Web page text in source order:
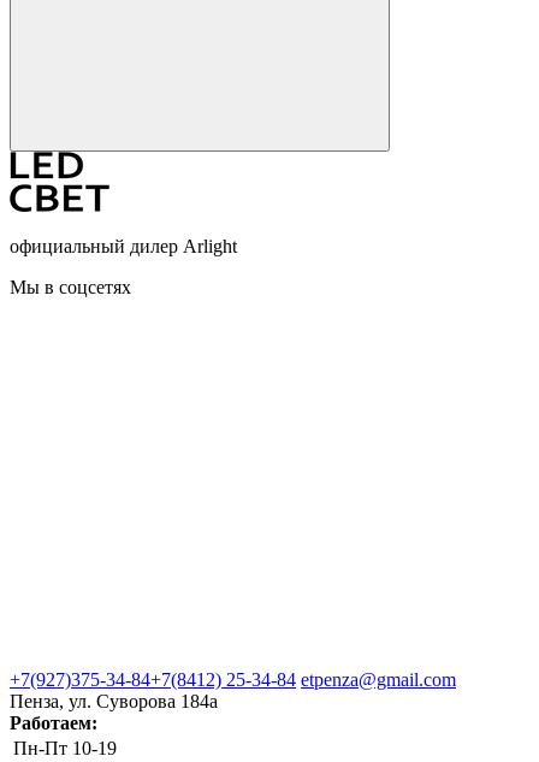
официальный дилер Arlight
Мы в соцсетях
+7(927)375-34-84+7(8412) 25-34-84 etpenza@gmail.com
Пенза, ул. Cуворова 184а
Работаем:
Пн-Пт 10-19